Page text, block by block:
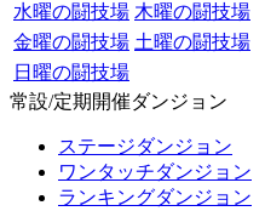
水曜の闘技場 木曜の闘技場
金曜の闘技場 土曜の闘技場
日曜の闘技場
常設/定期開催ダンジョン
ステージダンジョン
ワンタッチダンジョン
ランキングダンジョン